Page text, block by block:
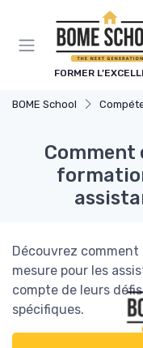
FORMER
BOME School
Comment
Découvrez
mesure pour les
compte de leurs
spécifiques.
Panneau de gestion